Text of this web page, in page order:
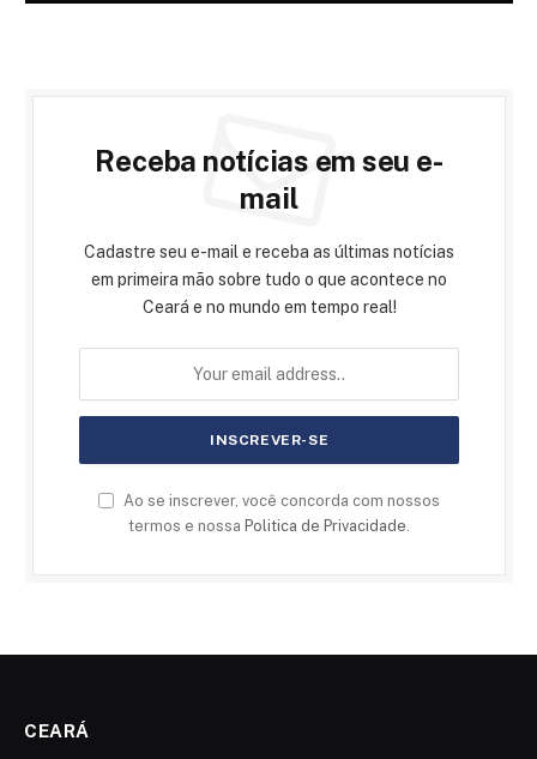
Receba notícias em seu e-
mail
Cadastre seu e-mail e receba as últimas notícias
em primeira mão sobre tudo o que acontece no
Ceará e no mundo em tempo real!
Ao se inscrever, você concorda com nossos
termos e nossa Politica de Privacidade
CEARÁ